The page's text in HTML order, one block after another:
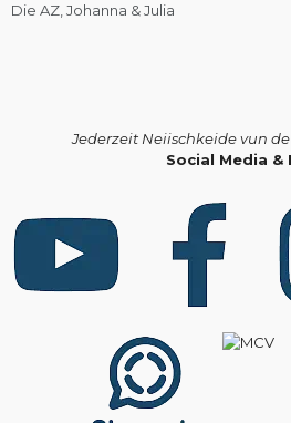
Die AZ, Johanna & Julia
Jederzeit Neiischkeide vun
Social Media &